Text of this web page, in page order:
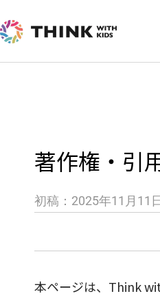
容
著作権・引
初稿：2025年11月11
本ページは、Think